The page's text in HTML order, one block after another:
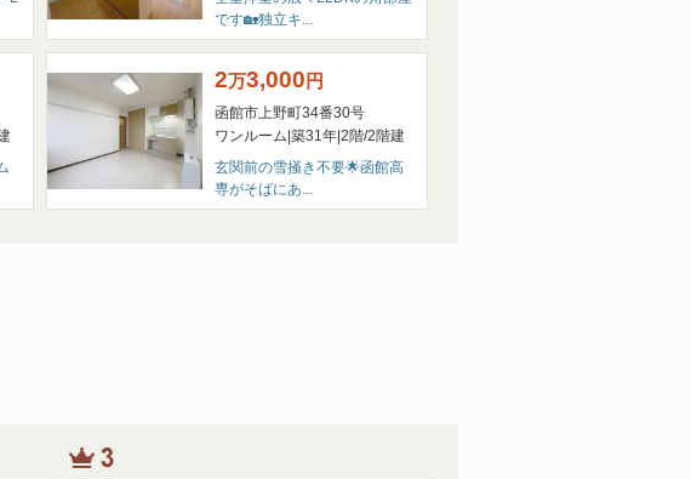
日(土）～８月１４日（木）まで
常営業致します。
らせ🎍
り、誠にありがとうござます。
始休業日を下記のとおりとさせていただきます。
です🏡独立キ...
2万3,000 円
函館市上野町34番30号
ワンルーム 築31年 2階/2階建
玄関前の雪掻き不要🌟函館高
専がそばにあ...